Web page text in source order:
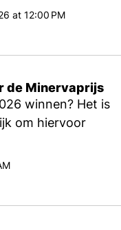
op nieuwe
de integriteit
at 12:00 PM
de Minervaprijs
winnen? Het is
om hiervoor